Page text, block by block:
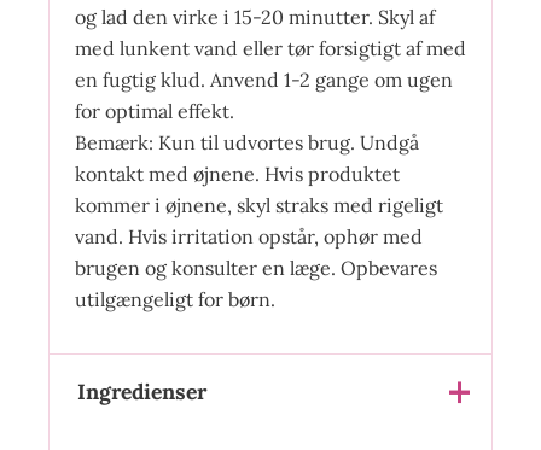
og lad den virke i 15-20 minutter. Skyl af
med lunkent vand eller tør forsigtigt af med
en fugtig klud. Anvend 1-2 gange om ugen
for optimal effekt.
Bemærk: Kun til udvortes brug. Undgå
kontakt med øjnene. Hvis produktet
kommer i øjnene, skyl straks med rigeligt
vand. Hvis irritation opstår, ophør med
brugen og konsulter en læge. Opbevares
utilgængeligt for børn.
Ingredienser